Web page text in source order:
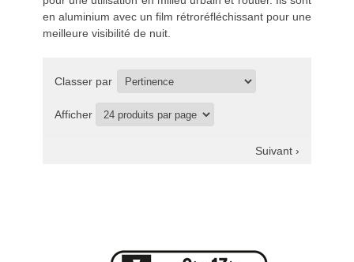
en aluminium avec un film rétroréfléchissant pour une
meilleure visibilité de nuit.
Classer par
Afficher
Suivant ›